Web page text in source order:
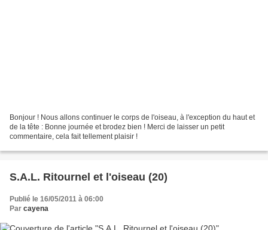
Bonjour ! Nous allons continuer le corps de l'oiseau, à l'exception du haut et
de la tête : Bonne journée et brodez bien ! Merci de laisser un petit
commentaire, cela fait tellement plaisir !
S.A.L. Ritournel et l'oiseau (20)
Publié le 16/05/2011 à 06:00
Par cayena